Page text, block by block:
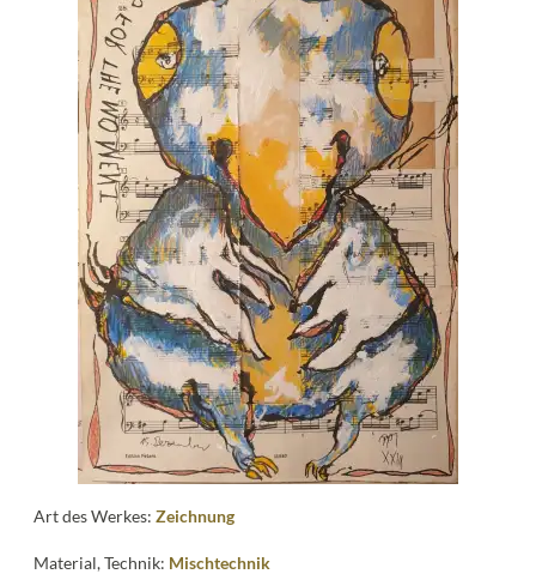
News
Kontakt
Art des Werkes:Zeichnung
Material, Technik: Mischtechnik